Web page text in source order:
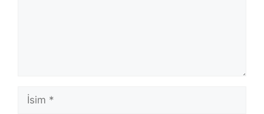
İsim